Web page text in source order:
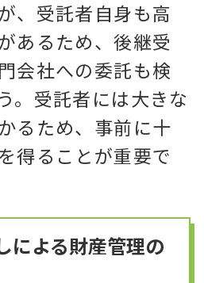
、受託者自身も高
あるため、後継受
会社への委託も検
。受託者には大きな
るため、事前に十
得ることが重要で
による財産管理の